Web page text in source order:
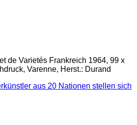
de Varietés Frankreich 1964, 99 x
Varenne, Herst.: Durand